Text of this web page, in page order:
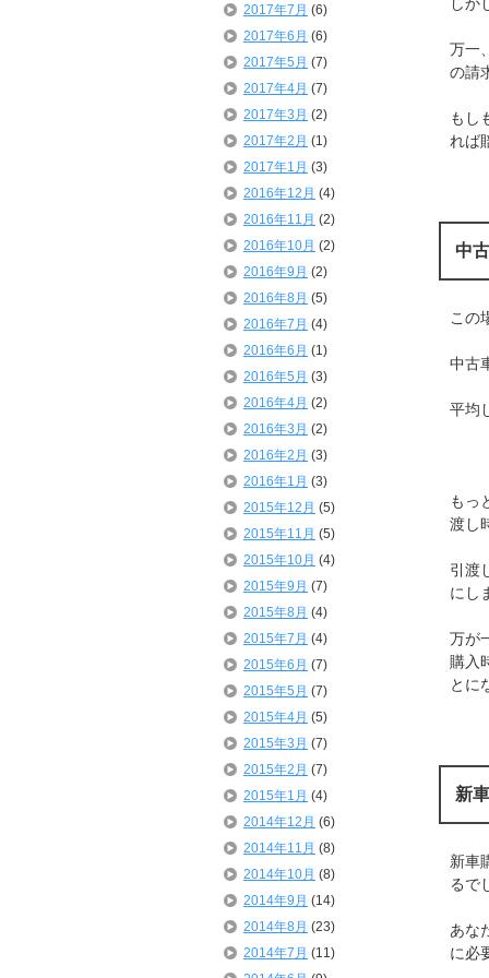
しか
万一
の請
もし
れば
中
この
中古
平均
もっ
渡し
引渡
にし
万が
購入
とに
新
新車
るで
あな
に必
2017年7月 (6)
2017年6月 (6)
2017年5月 (7)
2017年4月 (7)
2017年3月 (2)
2017年2月 (1)
2017年1月 (3)
2016年12月 (4)
2016年11月 (2)
2016年10月 (2)
2016年9月 (2)
2016年8月 (5)
2016年7月 (4)
2016年6月 (1)
2016年5月 (3)
2016年4月 (2)
2016年3月 (2)
2016年2月 (3)
2016年1月 (3)
2015年12月 (5)
2015年11月 (5)
2015年10月 (4)
2015年9月 (7)
2015年8月 (4)
2015年7月 (4)
2015年6月 (7)
2015年5月 (7)
2015年4月 (5)
2015年3月 (7)
2015年2月 (7)
2015年1月 (4)
2014年12月 (6)
2014年11月 (8)
2014年10月 (8)
2014年9月 (14)
2014年8月 (23)
2014年7月 (11)